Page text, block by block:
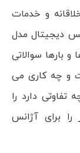
و خدمات
دیجیتال مدل
و بارها سوالاتی
و چه کاری می
دارد را
برای آژانس